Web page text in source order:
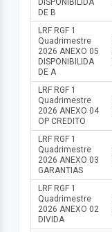
DISPONIBILIDA
DE B
LRF RGF 1
Quadrimestre
2026 ANEXO 05
DISPONIBILIDA
DE A
LRF RGF 1
Quadrimestre
2026 ANEXO 04
OP CREDITO
LRF RGF 1
Quadrimestre
2026 ANEXO 03
GARANTIAS
LRF RGF 1
Quadrimestre
2026 ANEXO 02
DIVIDA